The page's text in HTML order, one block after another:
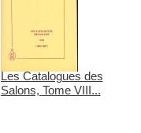
Les Catalogues des
Salons, Tome VIII...